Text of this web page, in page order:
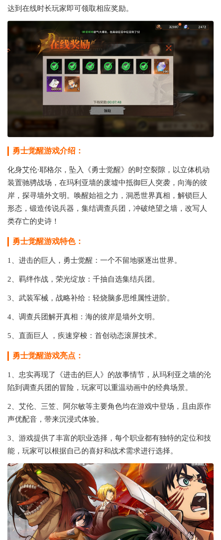
达到在线时长玩家即可领取相应奖励。
勇士觉醒游戏介绍：
化身艾伦·耶格尔，坠入《勇士觉醒》的时空裂隙，以立体机动
装置驰骋战场，在玛利亚墙的废墟中抵御巨人突袭，向海的彼
岸，探寻墙外文明。唤醒始祖之力，洞悉世界真相，解锁巨人
形态，锻造传说兵器，集结调查兵团，冲破绝望之墙，改写人
类存亡的史诗！
勇士觉醒游戏特色：
1、进击的巨人，勇士觉醒：一个不留地驱逐出世界。
2、羁绊作战，荣光绽放：千抽自选集结兵团。
3、武装军械，战略补给：轻烧脑多思维属性进阶。
4、调查兵团解开真相：海的彼岸是墙外文明。
5、直面巨人 ，疾速穿梭：首创动态滚屏技术。
勇士觉醒游戏亮点：
1、忠实再现了《进击的巨人》的故事情节，从玛利亚之墙的沦
陷到调查兵团的冒险，玩家可以重温动画中的经典场景。
2、艾伦、三笠、阿尔敏等主要角色均在游戏中登场，且由原作
声优配音，带来沉浸式体验。
3、游戏提供了丰富的职业选择，每个职业都有独特的定位和技
能，玩家可以根据自己的喜好和战术需求进行选择。